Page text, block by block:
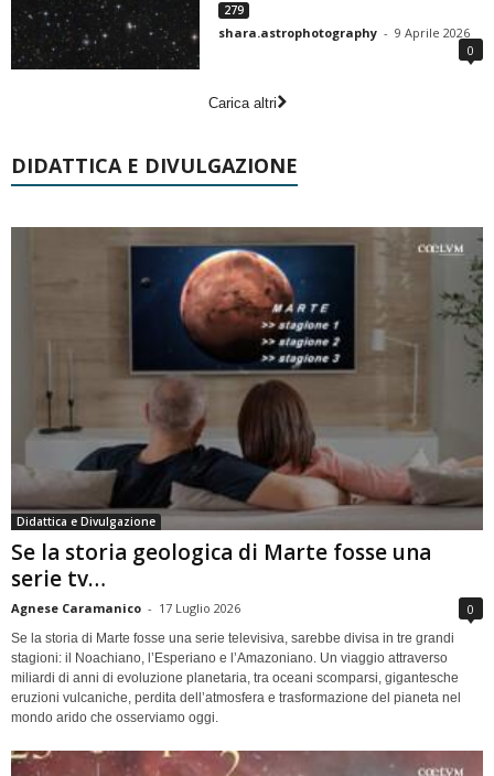
279
shara.astrophotography - 9 Aprile 2026
0
Carica altri
DIDATTICA E DIVULGAZIONE
Didattica e Divulgazione
Se la storia geologica di Marte fosse una
serie tv…
Agnese Caramanico - 17 Luglio 2026 0
Se la storia di Marte fosse una serie televisiva, sarebbe divisa in tre grandi
stagioni: il Noachiano, l’Esperiano e l’Amazoniano. Un viaggio attraverso
miliardi di anni di evoluzione planetaria, tra oceani scomparsi, gigantesche
eruzioni vulcaniche, perdita dell’atmosfera e trasformazione del pianeta nel
mondo arido che osserviamo oggi.